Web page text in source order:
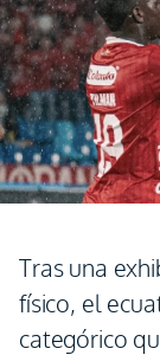
Tras una
físico, el
categórico